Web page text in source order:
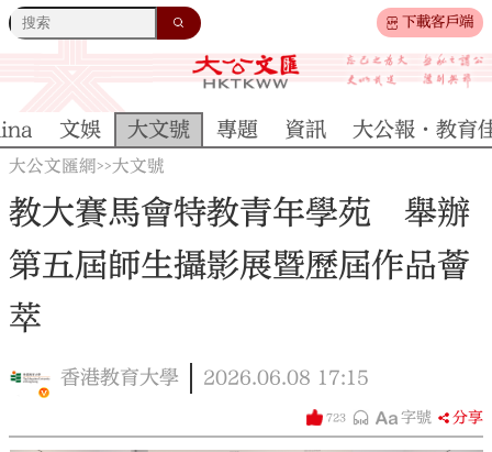
下載客戶端
文娛 大文號 專題 資訊 大公報·教育
大公文匯網>>大文號
教大賽馬會特教青年學苑 舉辦
第五屆師生攝影展暨歷屆作品薈
萃
香港教育大學 2026.06.08 17:15
723 字號 分享